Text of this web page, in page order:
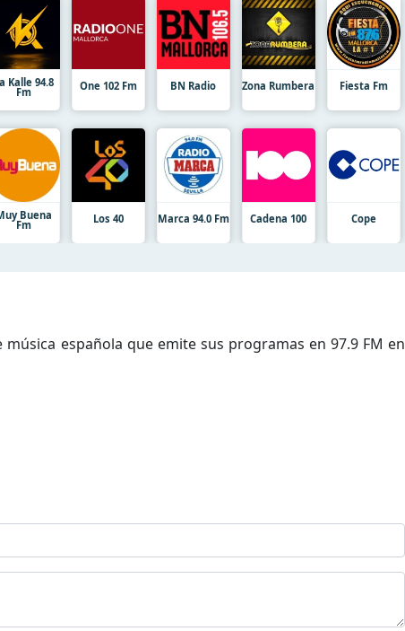
Kalle 94.8
Fm One 102 Fm BN Radio Zona Rumbera Fiesta Fm
Buena
Fm Los 40 Marca 94.0 Fm Cadena 100 Cope
española que emite sus programas en 97.9 FM en